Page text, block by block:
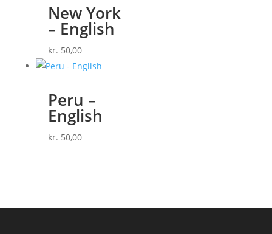
New York
– English
kr. 50,00
Peru –
English
kr. 50,00